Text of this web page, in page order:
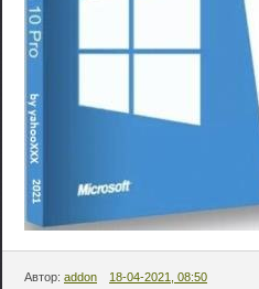
Автор: addon 18-04-2021, 08:50